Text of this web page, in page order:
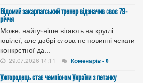
Відомий закарпатський тренер відзначив своє 79-
річчя
Може, найгучніше вітають на круглі
ювілеї, але добрі слова не повинні чекати
конкретної да...
29.07.2026 14:11 Коменарів - 0
Ужгородець став чемпіоном України з петанку